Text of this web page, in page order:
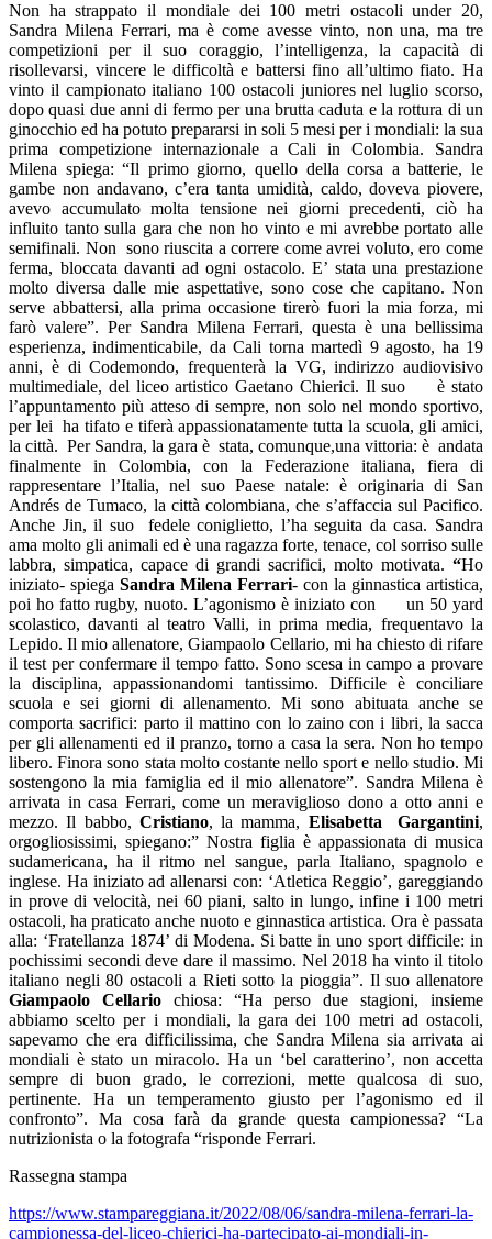
Non ha strappato il mondiale dei 100 metri ostacoli under 20,
Sandra Milena Ferrari, ma è come avesse vinto, non una, ma tre
competizioni per il suo coraggio, l’intelligenza, la capacità di
risollevarsi, vincere le difficoltà e battersi fino all’ultimo fiato. Ha
vinto il campionato italiano 100 ostacoli juniores nel luglio scorso,
dopo quasi due anni di fermo per una brutta caduta e la rottura di un
ginocchio ed ha potuto prepararsi in soli 5 mesi per i mondiali: la sua
prima competizione internazionale a Cali in Colombia. Sandra
Milena spiega: “Il primo giorno, quello della corsa a batterie, le
gambe non andavano, c’era tanta umidità, caldo, doveva piovere,
avevo accumulato molta tensione nei giorni precedenti, ciò ha
influito tanto sulla gara che non ho vinto e mi avrebbe portato alle
semifinali. Non sono riuscita a correre come avrei voluto, ero come
ferma, bloccata davanti ad ogni ostacolo. E’ stata una prestazione
molto diversa dalle mie aspettative, sono cose che capitano. Non
serve abbattersi, alla prima occasione tirerò fuori la mia forza, mi
farò valere”. Per Sandra Milena Ferrari, questa è una bellissima
esperienza, indimenticabile, da Cali torna martedì 9 agosto, ha 19
anni, è di Codemondo, frequenterà la VG, indirizzo audiovisivo
multimediale, del liceo artistico Gaetano Chierici. Il suo
è stato
l’appuntamento più atteso di sempre, non solo nel mondo sportivo,
per lei ha tifato e tiferà appassionatamente tutta la scuola, gli amici,
la città. Per Sandra, la gara è stata, comunque,una vittoria: è andata
finalmente in Colombia, con la Federazione italiana, fiera di
rappresentare l’Italia, nel suo Paese natale: è originaria di San
Andrés de Tumaco, la città colombiana, che s’affaccia sul Pacifico.
Anche Jin, il suo fedele coniglietto, l’ha seguita da casa. Sandra
ama molto gli animali ed è una ragazza forte, tenace, col sorriso sulle
labbra, simpatica, capace di grandi sacrifici, molto motivata. “Ho
iniziato- spiega Sandra Milena Ferrari- con la ginnastica artistica,
poi ho fatto rugby, nuoto. L’agonismo è iniziato con
un 50 yard
scolastico, davanti al teatro Valli, in prima media, frequentavo la
Lepido. Il mio allenatore, Giampaolo Cellario, mi ha chiesto di rifare
il test per confermare il tempo fatto. Sono scesa in campo a provare
la disciplina, appassionandomi tantissimo. Difficile è conciliare
scuola e sei giorni di allenamento. Mi sono abituata anche se
comporta sacrifici: parto il mattino con lo zaino con i libri, la sacca
per gli allenamenti ed il pranzo, torno a casa la sera. Non ho tempo
libero. Finora sono stata molto costante nello sport e nello studio. Mi
sostengono la mia famiglia ed il mio allenatore”. Sandra Milena è
arrivata in casa Ferrari, come un meraviglioso dono a otto anni e
mezzo. Il babbo, Cristiano, la mamma, Elisabetta Gargantini,
orgogliosissimi, spiegano:” Nostra figlia è appassionata di musica
sudamericana, ha il ritmo nel sangue, parla Italiano, spagnolo e
inglese. Ha iniziato ad allenarsi con: ‘Atletica Reggio’, gareggiando
in prove di velocità, nei 60 piani, salto in lungo, infine i 100 metri
ostacoli, ha praticato anche nuoto e ginnastica artistica. Ora è passata
alla: ‘Fratellanza 1874’ di Modena. Si batte in uno sport difficile: in
pochissimi secondi deve dare il massimo. Nel 2018 ha vinto il titolo
italiano negli 80 ostacoli a Rieti sotto la pioggia”. Il suo allenatore
Giampaolo Cellario chiosa: “Ha perso due stagioni, insieme
abbiamo scelto per i mondiali, la gara dei 100 metri ad ostacoli,
sapevamo che era difficilissima, che Sandra Milena sia arrivata ai
mondiali è stato un miracolo. Ha un ‘bel caratterino’, non accetta
sempre di buon grado, le correzioni, mette qualcosa di suo,
pertinente. Ha un temperamento giusto per l’agonismo ed il
confronto”. Ma cosa farà da grande questa campionessa? “La
nutrizionista o la fotografa “risponde Ferrari.
Rassegna stampa
https://www.stampareggiana.it/2022/08/06/sandra-milena-ferrari-la-
campionessa-del-liceo-chierici-ha-partecipato-ai-mondiali-in-